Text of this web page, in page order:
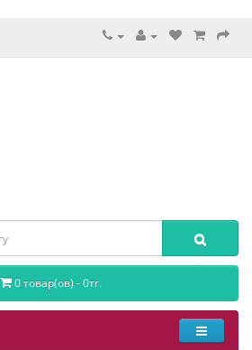
0 товар(ов) - 0тг.